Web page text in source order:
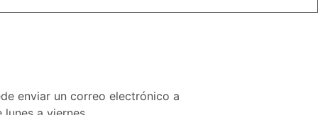
enviar un correo electrónico a